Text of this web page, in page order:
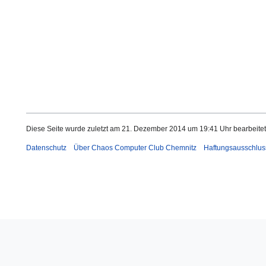
Diese Seite wurde zuletzt am 21. Dezember 2014 um 19:41 Uhr
Datenschutz Über Chaos Computer Club Chemnitz